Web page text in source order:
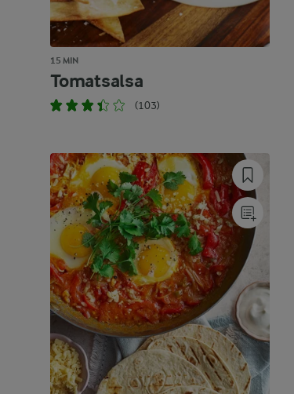
15 MIN
Tomatsalsa
(103)